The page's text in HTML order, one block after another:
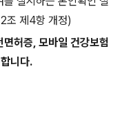
조 제4항 개정)
허증, 모바일 건강보험
니다.